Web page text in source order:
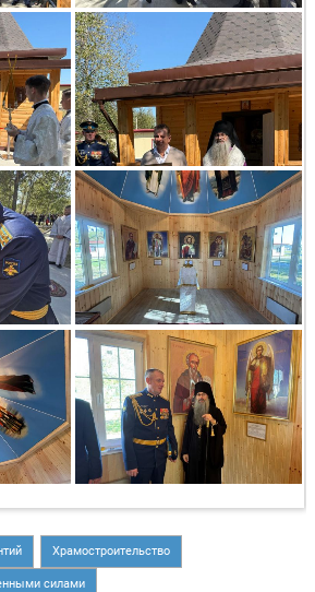
Храмостроительство
силами